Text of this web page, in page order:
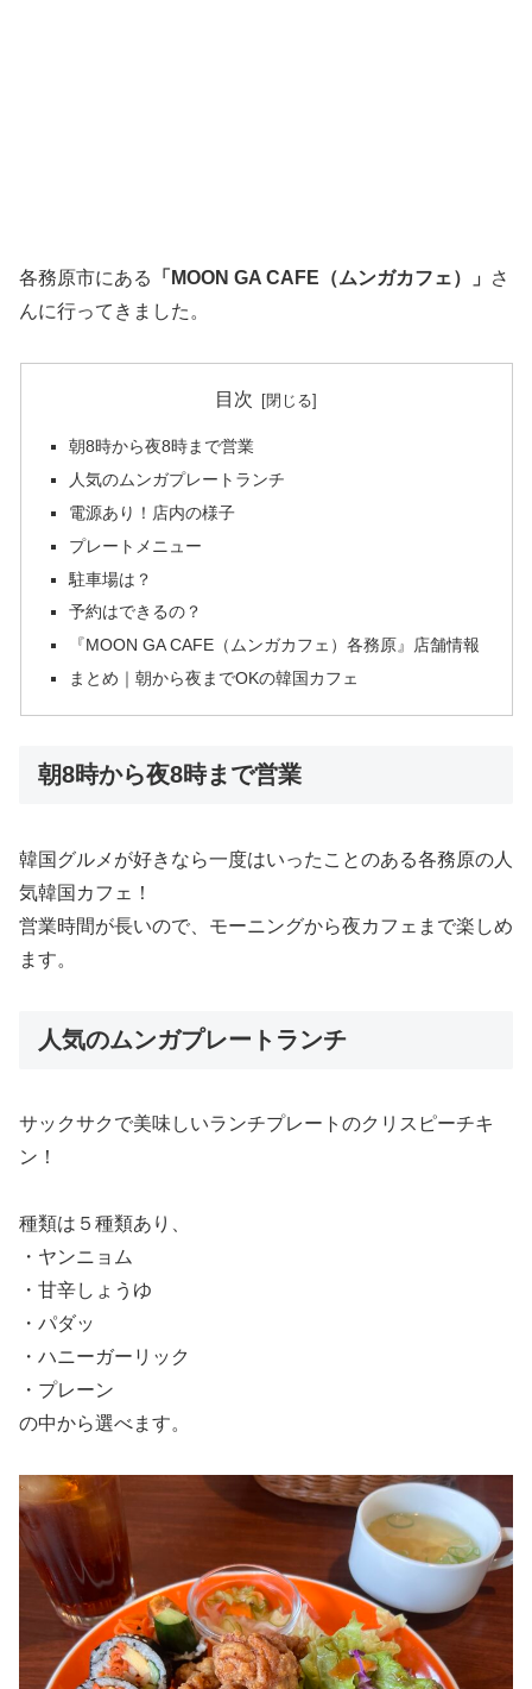
各務原市にある 「MOON GA CAFE（ムンガカフェ）」
さ
んに行ってきました。
目次
朝8時から夜8時まで営業
人気のムンガプレートランチ
電源あり！店内の様子
プレートメニュー
駐車場は？
予約はできるの？
『MOON GA CAFE（ムンガカフェ）各務原』店舗情報
まとめ｜朝から夜までOKの韓国カフェ
朝8時から夜8時まで営業
韓国グルメが好きなら一度はいったことのある各務原の人
気韓国カフェ！
営業時間が長いので、モーニングから夜カフェまで楽しめ
ます。
人気のムンガプレートランチ
サックサクで美味しいランチプレートのクリスピーチキ
ン！
種類は５種類あり、
・ヤンニョム
・甘辛しょうゆ
・パダッ
・ハニーガーリック
・プレーン
の中から選べます。